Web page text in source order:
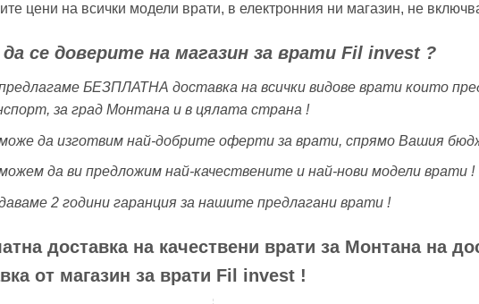
цени на всички модели врати, в електронния ни магазин, не
се доверите на магазин за врати Fil invest ?
БЕЗПЛАТНА доставка на всички видове врати които
за град Монтана и в цялата страна !
да изготвим най-добрите оферти за врати, спрямо Вашия
да ви предложим най-качествените и най-нови модели врати !
2 години гаранция за нашите предлагани врати !
доставка на качествени врати за Монтана на
от магазин за врати Fil invest !